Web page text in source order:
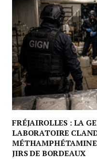
FRÉJAIROLLES : LA
LABORATOIRE
JIRS DE BORDEAUX